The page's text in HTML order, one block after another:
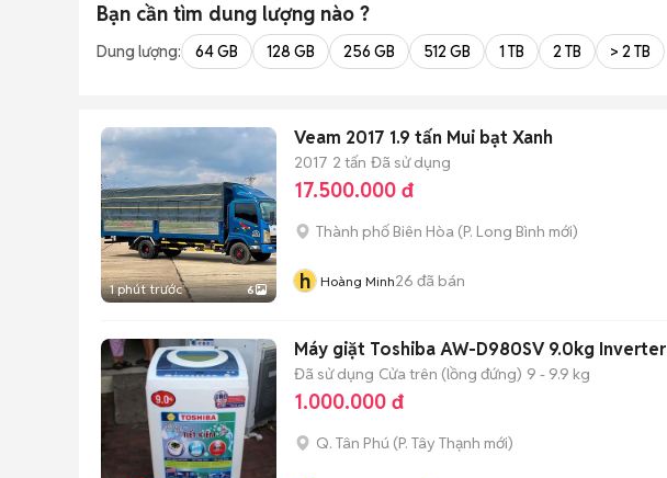
Bạn cần tìm dung lượng nào ?
Dung lượng: 64 GB 128 GB 256 GB 512 GB 1 TB 2 TB > 2 TB
1 phút trước 6
Veam 2017 1.9 tấn Mui bạt Xanh
2017 2 tấn Đã sử dụng
17.500.000 đ
Thành phố Biên Hòa (P. Long Bình mới)
h Hoàng Minh26 đã bán
Máy giặt Toshiba AW-D980SV 9.0kg Inverter
Đã sử dụng Cửa trên (lồng đứng) 9 - 9.9 kg
1.000.000 đ
Q. Tân Phú (P. Tây Thạnh mới)